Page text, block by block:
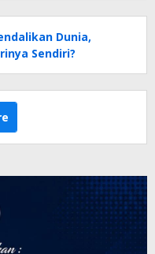
Dunia,
Sendiri?